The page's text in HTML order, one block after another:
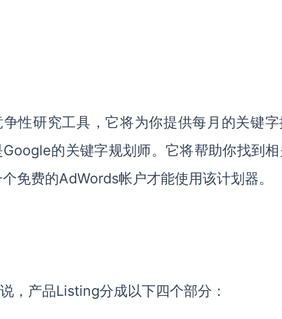
性研究工具，它将为你提供每月的关键
的关键字规划师。它将帮助你找到
免费的AdWords帐户才能使用该计划器。
，产品Listing分成以下四个部分：